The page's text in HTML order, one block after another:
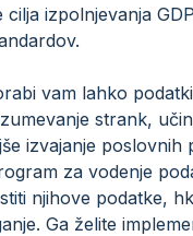
cilja izpolnjevanja
vam lahko
strank,
izvajanje poslovnih
za vodenje
njihove podatke,
Ga želite